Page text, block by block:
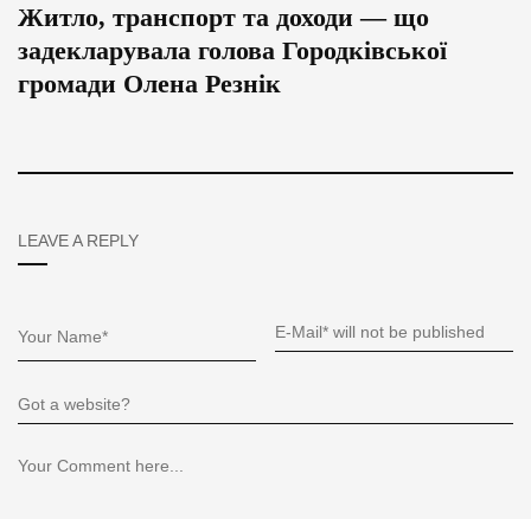
Житло, транспорт та доходи — що
задекларувала голова Городківської
громади Олена Резнік
LEAVE A REPLY